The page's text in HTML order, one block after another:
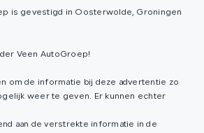
is gevestigd in Oosterwolde, Groningen
Veen AutoGroep!
om de informatie bij deze advertentie zo
weer te geven. Er kunnen echter
aan de verstrekte informatie in de